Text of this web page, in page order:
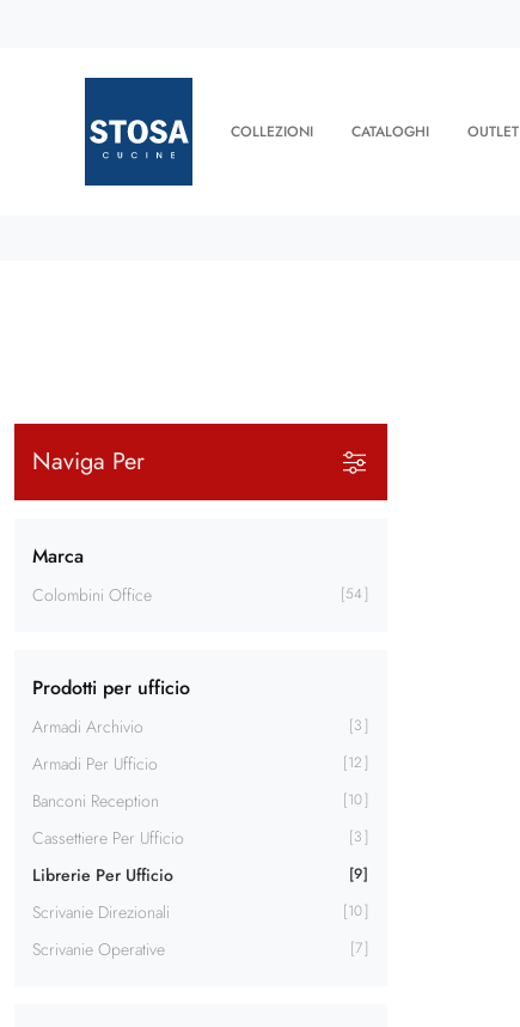
COLLEZIONI CATALOGHI OUTLET
Naviga Per
Marca
Colombini Office 54
Prodotti per ufficio
Armadi Archivio 3
Armadi Per Ufficio 12
Banconi Reception 10
Cassettiere Per Ufficio 3
Librerie Per Ufficio 9
Scrivanie Direzionali 10
Scrivanie Operative 7